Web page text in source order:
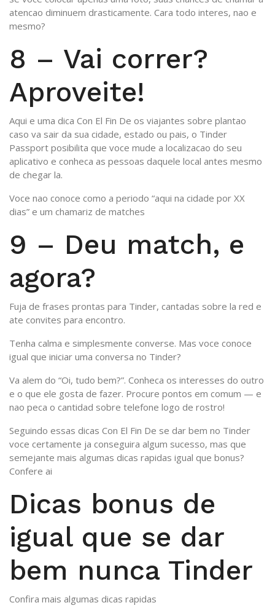
atencao diminuem drasticamente. Cara todo interes, nao e
mesmo?
8 – Vai correr?
Aproveite!
Aqui e uma dica Con El Fin De os viajantes sobre plantao
caso va sair da sua cidade, estado ou pais, o Tinder
Passport posibilita que voce mude a localizacao do seu
aplicativo e conheca as pessoas daquele local antes mesmo
de chegar la.
Voce nao conoce como a periodo “aqui na cidade por XX
dias” e um chamariz de matches
9 – Deu match, e
agora?
Fuja de frases prontas para Tinder, cantadas sobre la red e
ate convites para encontro.
Tenha calma e simplesmente converse. Mas voce conoce
igual que iniciar uma conversa no Tinder?
Va alem do “Oi, tudo bem?”. Conheca os interesses do outro
e o que ele gosta de fazer. Procure pontos em comum — e
nao peca o cantidad sobre telefone logo de rostro!
Seguindo essas dicas Con El Fin De se dar bem no Tinder
voce certamente ja conseguira algum sucesso, mas que
semejante mais algumas dicas rapidas igual que bonus?
Confere ai
Dicas bonus de
igual que se dar
bem nunca Tinder
Confira mais algumas dicas rapidas